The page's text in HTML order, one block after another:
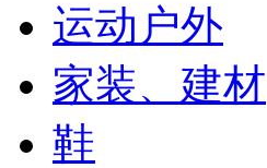
运动户外
家装、建材
鞋